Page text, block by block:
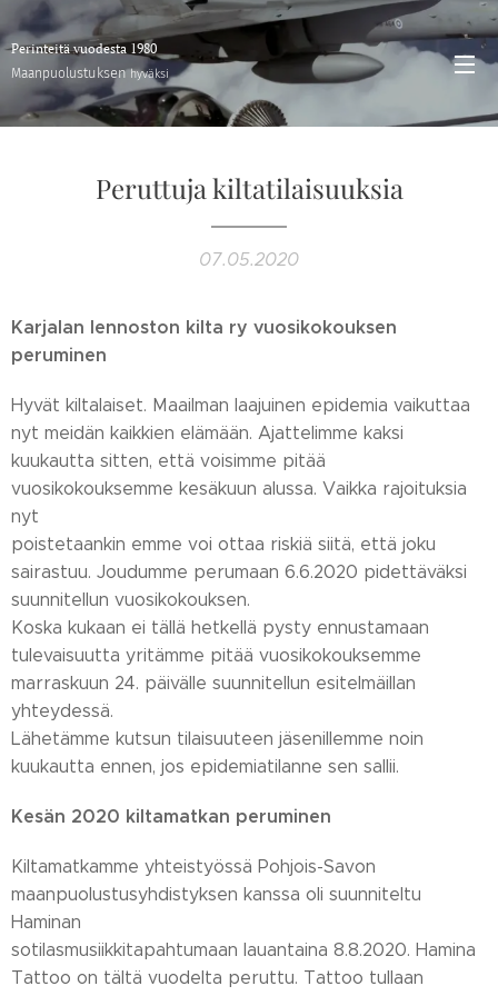
Perinteitä vuodesta 1980
Maanpuolustuksenhyväksi
Peruttuja kiltatilaisuuksia
07.05.2020
Karjalan lennoston kilta ry vuosikokouksen
peruminen
Hyvät kiltalaiset. Maailman laajuinen epidemia vaikuttaa
nyt meidän kaikkien elämään. Ajattelimme kaksi
kuukautta sitten, että voisimme pitää
vuosikokouksemme kesäkuun alussa. Vaikka rajoituksia
nyt
poistetaankin emme voi ottaa riskiä siitä, että joku
sairastuu. Joudumme perumaan 6.6.2020 pidettäväksi
suunnitellun vuosikokouksen.
Koska kukaan ei tällä hetkellä pysty ennustamaan
tulevaisuutta yritämme pitää vuosikokouksemme
marraskuun 24. päivälle suunnitellun esitelmäillan
yhteydessä.
Lähetämme kutsun tilaisuuteen jäsenillemme noin
kuukautta ennen, jos epidemiatilanne sen sallii.
Kesän 2020 kiltamatkan peruminen
Kiltamatkamme yhteistyössä Pohjois-Savon
maanpuolustusyhdistyksen kanssa oli suunniteltu
Haminan
sotilasmusiikkitapahtumaan lauantaina 8.8.2020. Hamina
Tattoo on tältä vuodelta peruttu. Tattoo tullaan